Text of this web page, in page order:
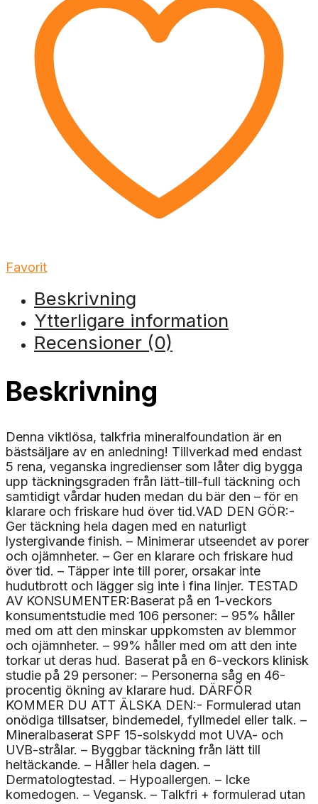
Favorit
Beskrivning
Ytterligare information
Recensioner (0)
Beskrivning
Denna viktlösa, talkfria mineralfoundation är en
bästsäljare av en anledning! Tillverkad med endast
5 rena, veganska ingredienser som låter dig bygga
upp täckningsgraden från lätt-till-full täckning och
samtidigt vårdar huden medan du bär den – för en
klarare och friskare hud över tid.VAD DEN GÖR:-
Ger täckning hela dagen med en naturligt
lystergivande finish. – Minimerar utseendet av porer
och ojämnheter. – Ger en klarare och friskare hud
över tid. – Täpper inte till porer, orsakar inte
hudutbrott och lägger sig inte i fina linjer. TESTAD
AV KONSUMENTER:Baserat på en 1-veckors
konsumentstudie med 106 personer: – 95% håller
med om att den minskar uppkomsten av blemmor
och ojämnheter. – 99% håller med om att den inte
torkar ut deras hud. Baserat på en 6-veckors klinisk
studie på 29 personer: – Personerna såg en 46-
procentig ökning av klarare hud. DÄRFÖR
KOMMER DU ATT ÄLSKA DEN:- Formulerad utan
onödiga tillsatser, bindemedel, fyllmedel eller talk. –
Mineralbaserat SPF 15-solskydd mot UVA- och
UVB-strålar. – Byggbar täckning från lätt till
heltäckande. – Håller hela dagen. –
Dermatologtestad. – Hypoallergen. – Icke
komedogen. – Vegansk. – Talkfri + formulerad utan